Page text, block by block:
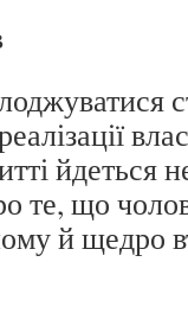
йдеться
те, що
й щедро